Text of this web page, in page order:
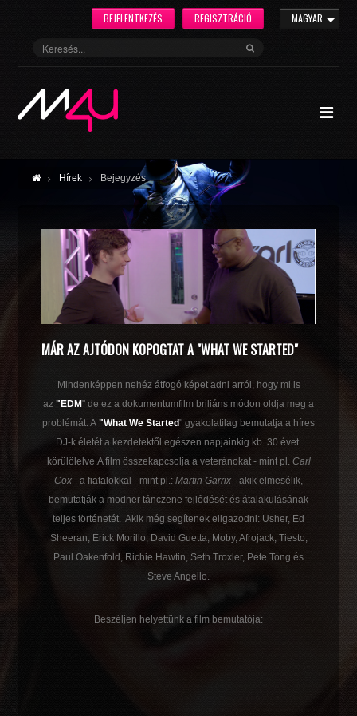
MAGYAR
REGISZTRÁCIÓ
BEJELENTKEZÉS
Hírek Bejegyzés
MÁR AZ AJTÓDON KOPOGTAT A "WHAT WE STARTED"
Mindenképpen nehéz átfogó képet adni arról, hogy mi is
az "EDM" de ez a dokumentumfilm briliáns módon oldja meg a
problémát. A "What We Started" gyakolatilag bemutatja a híres
DJ-k életét a kezdetektől egészen napjainkig kb. 30 évet
körülölelve.A film összekapcsolja a veteránokat - mint pl. Carl
Cox - a fiatalokkal - mint pl.: Martin Garrix - akik elmesélik,
bemutatják a modner tánczene fejlődését és átalakulásának
teljes történetét. Akik még segítenek eligazodni: Usher, Ed
Sheeran, Erick Morillo, David Guetta, Moby, Afrojack, Tiesto,
Paul Oakenfold, Richie Hawtin, Seth Troxler, Pete Tong és
Steve Angello.
Beszéljen helyettünk a film bemutatója: